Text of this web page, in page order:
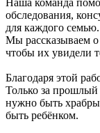
обследования,
для каждого семью.
Мы рассказываем о
чтобы их увидели
Благодаря этой
Только за прошлый
нужно быть
быть ребёнком.